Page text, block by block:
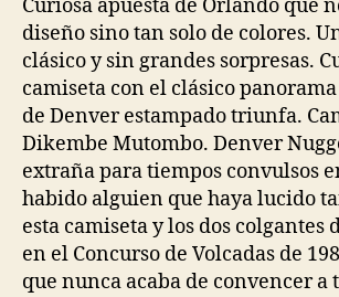
Curiosa apuesta de Orlando que
diseño sino tan solo de colores.
clásico y sin grandes sorpresas.
camiseta con el clásico
de Denver estampado triunfa.
Dikembe Mutombo. Denver
extraña para tiempos convulsos
habido alguien que haya lucido
esta camiseta y los dos colgantes
en el Concurso de Volcadas de
que nunca acaba de convencer a